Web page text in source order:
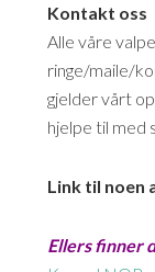
Kontakt oss
Alle våre
ringe/maile/
gjelder vårt
hjelpe til med
Link til noen
Ellers finner